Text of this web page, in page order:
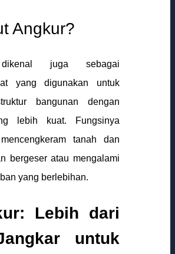
Angkur?
juga sebagai
yang digunakan untuk
bangunan dengan
lebih kuat. Fungsinya
tanah dan
bergeser atau mengalami
yang berlebihan.
Lebih dari
untuk